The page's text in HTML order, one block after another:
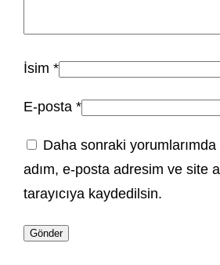
İsim*
E-posta*
Daha sonraki yorumlarımda
adım, e-posta adresim ve site
tarayıcıya kaydedilsin.